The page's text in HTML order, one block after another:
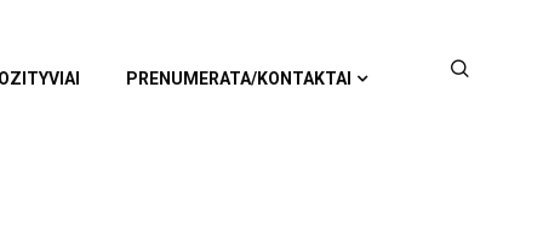
PRENUMERATA/KONTAKTAI